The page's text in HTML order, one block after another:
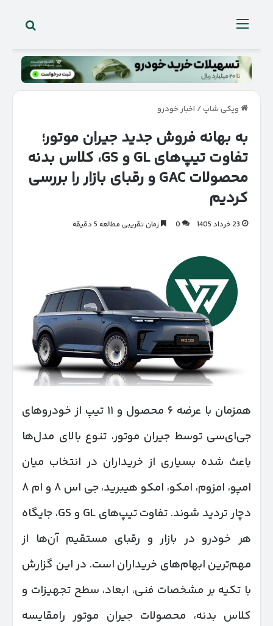
منو
ویکی شاپ/ اخبار خودرو
به بهانه فروش جدید جیران موتور؛
تفاوت تیپ‌های GL و GS، کلاس بدنه
محصولات GAC و رقبای بازار را بررسی
کردیم
23 خرداد 1405 0 زمان تقریبی مطالعه 5 دقیقه
همزمان با عرضه ۶ محصول و ۱۱ تیپ از خودروهای
جی‌ای‌سی توسط جیران موتور، تنوع بالای مدل‌ها
باعث شده بسیاری از خریداران در انتخاب میان
امپو، امزوم، امکو، امکو هیبرید، جی اس ۸ و ام ۸
دچار تردید شوند. تفاوت تیپ‌های GL و GS، جایگاه
هر خودرو در بازار و رقبای مستقیم آن‌ها از
مهم‌ترین ابهام‌های خریداران است. در این گزارش
با تکیه بر مشخصات فنی، ابعاد، سطح تجهیزات و
کلاس بدنه، محصولات جیران موتور رامقایسه